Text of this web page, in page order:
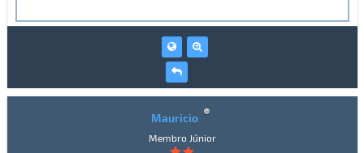
Mauricio
Membro Júnior